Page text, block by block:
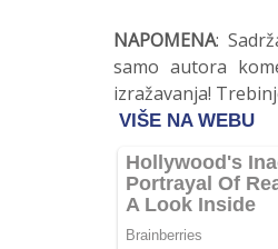
NAPOMENA:
samo autora
izražavanja!